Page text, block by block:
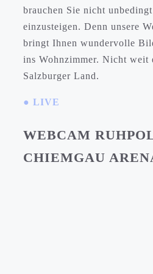
brauchen Sie nicht
einzusteigen. Denn unsere
bringt Ihnen wundervolle
ins Wohnzimmer. Nicht weit
Salzburger Land.
● LIVE
WEBCAM
CHIEMGAU